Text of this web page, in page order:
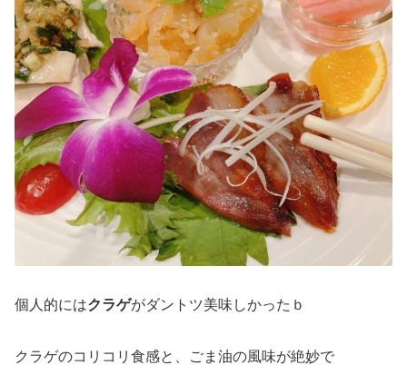
個人的にはクラゲがダントツ美味しかったｂ
クラゲのコリコリ食感と、ごま油の風味が絶妙で